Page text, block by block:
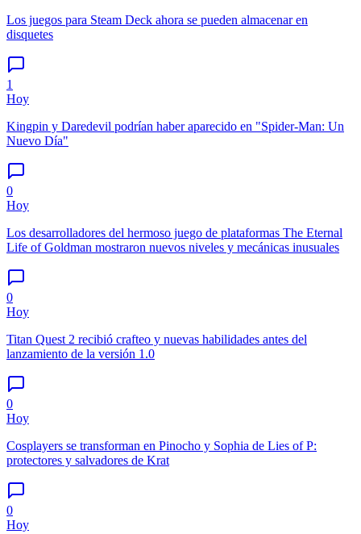
Los juegos para Steam Deck ahora se pueden almacenar en
disquetes
1
Hoy
Kingpin y Daredevil podrían haber aparecido en "Spider-Man: Un
Nuevo Día"
0
Hoy
Los desarrolladores del hermoso juego de plataformas The Eternal
Life of Goldman mostraron nuevos niveles y mecánicas inusuales
0
Hoy
Titan Quest 2 recibió crafteo y nuevas habilidades antes del
lanzamiento de la versión 1.0
0
Hoy
Cosplayers se transforman en Pinocho y Sophia de Lies of P:
protectores y salvadores de Krat
0
Hoy